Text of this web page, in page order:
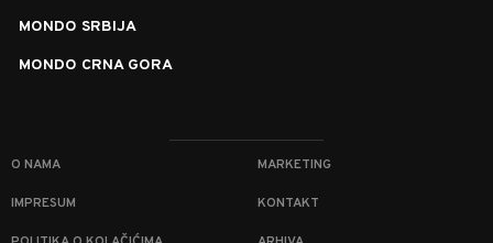
MONDO SRBIJA
MONDO CRNA GORA
O NAMA MARKETING
IMPRESUM KONTAKT